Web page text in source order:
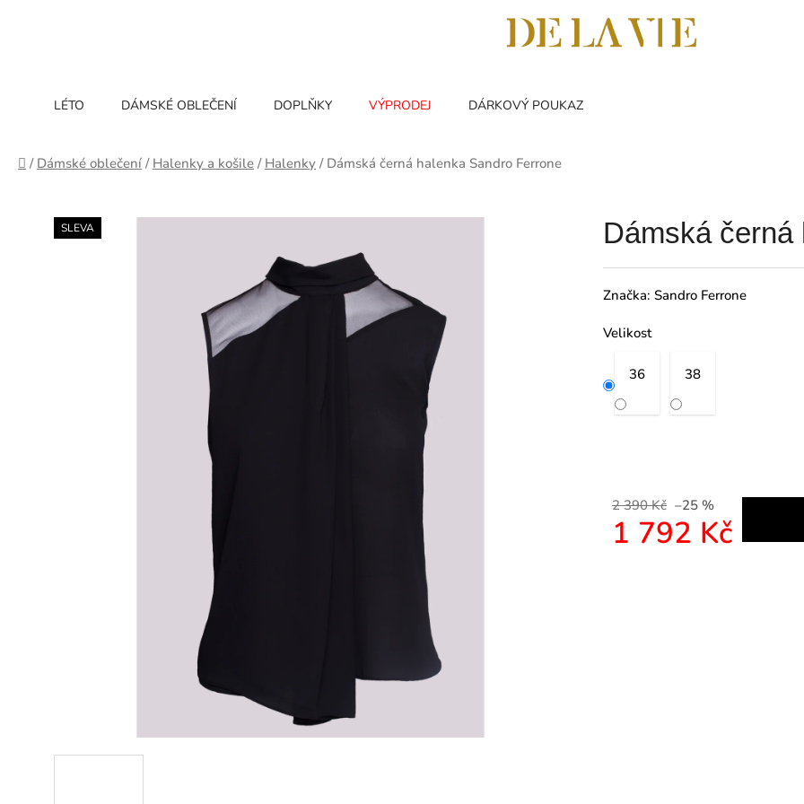
LÉTO DÁMSKÉ OBLEČENÍ DOPLŇKY VÝPRODEJ DÁRKOVÝ POUKAZ
Domů
/ Dámské oblečení / Halenky a košile / Halenky / Dámská černá halenka Sandro Ferrone
Dámská černá
Značka: Sandro Ferrone
Velikost
36 38
2 390 Kč –25 %
1 792 Kč
SLEVA